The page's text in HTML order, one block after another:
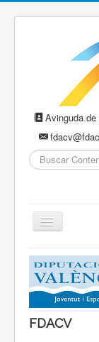
Avinguda
Buscar...
Cambiar
navegación
Ala Delta
FDACV